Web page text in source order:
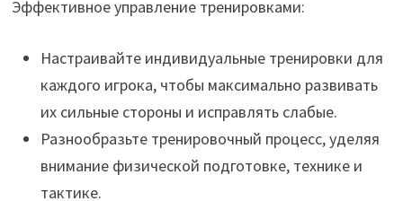
Эффективное управление тренировками:
Настраивайте индивидуальные тренировки для
каждого игрока, чтобы максимально развивать
их сильные стороны и исправлять слабые.
Разнообразьте тренировочный процесс, уделяя
внимание физической подготовке, технике и
тактике.